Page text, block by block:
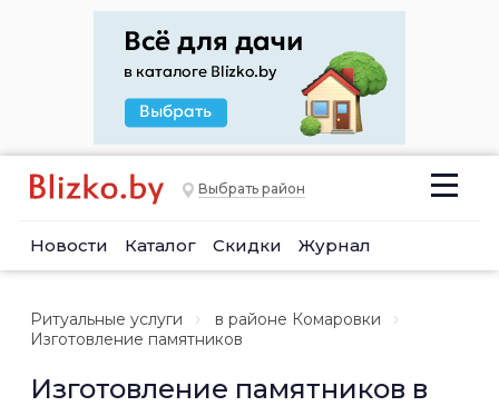
Выбрать район
Новости Каталог Скидки Журнал
Ритуальные услуги
в районе Комаровки
Изготовление памятников
Изготовление памятников в